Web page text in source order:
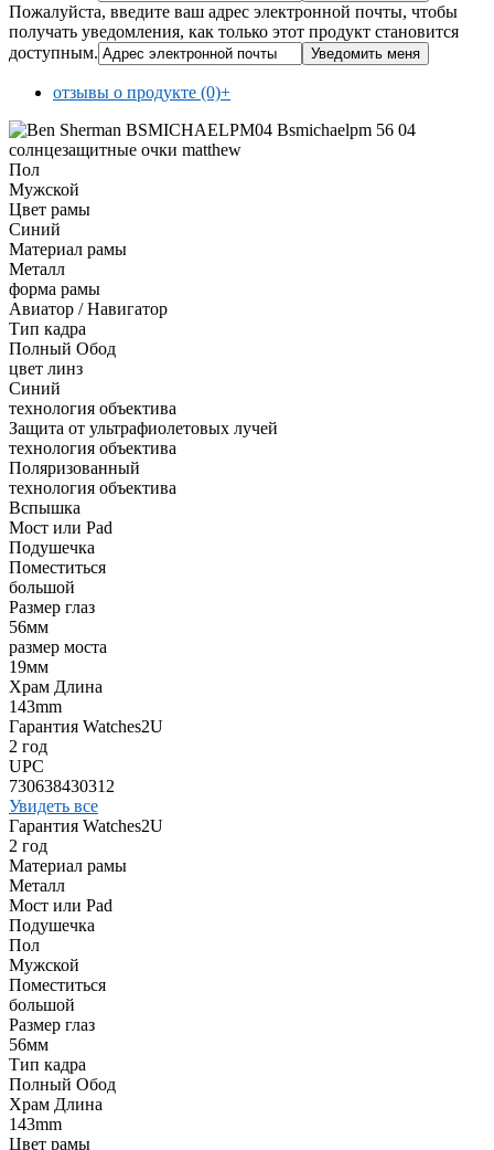
Пожалуйста, введите ваш адрес электронной почты, чтобы
получать уведомления, как только этот продукт становится
доступным.
отзывы о продукте (0)+
Пол
Мужской
Цвет рамы
Синий
Материал рамы
Металл
форма рамы
Авиатор / Навигатор
Тип кадра
Полный Обод
цвет линз
Синий
технология объектива
Защита от ультрафиолетовых лучей
технология объектива
Поляризованный
технология объектива
Вспышка
Мост или Pad
Подушечка
Поместиться
большой
Размер глаз
56мм
размер моста
19мм
Храм Длина
143mm
Гарантия Watches2U
2 год
UPC
730638430312
Увидеть все
Гарантия Watches2U
2 год
Материал рамы
Металл
Мост или Pad
Подушечка
Пол
Мужской
Поместиться
большой
Размер глаз
56мм
Тип кадра
Полный Обод
Храм Длина
143mm
Цвет рамы